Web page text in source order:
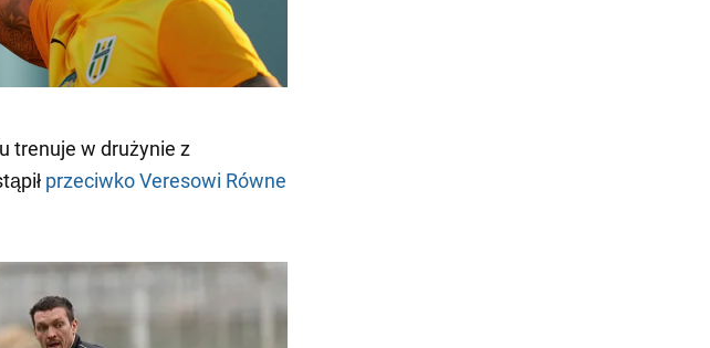
trenuje w drużynie z
przeciwko Veresowi Równe